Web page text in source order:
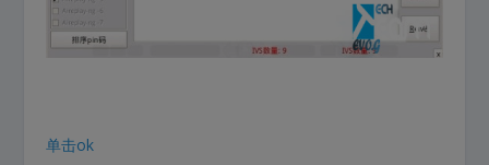
单击ok